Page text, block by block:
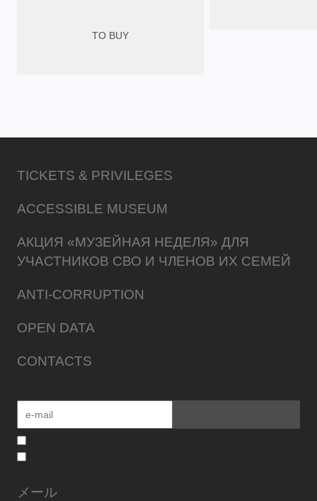
TO BUY
TICKETS & PRIVILEGES
ACCESSIBLE MUSEUM
АКЦИЯ «МУЗЕЙНАЯ НЕДЕЛЯ» ДЛЯ
УЧАСТНИКОВ СВО И ЧЛЕНОВ ИХ СЕМЕЙ
ANTI-CORRUPTION
OPEN DATA
CONTACTS
メール